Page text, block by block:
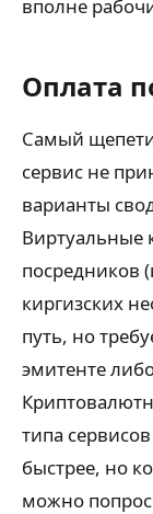
вполне
Оплата
Самый
сервис не
варианты
Виртуальные
посредников
киргизских
путь, но
эмитенте
типа
быстрее, но
можно